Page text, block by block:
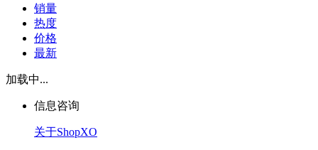
销量
热度
价格
最新
加载中...
信息咨询
关于ShopXO